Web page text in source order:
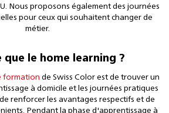
Nous proposons également des journées
pour ceux qui souhaitent changer de
métier.
que le home learning ?
formation de Swiss Color est de trouver un
à domicile et les journées pratiques
renforcer les avantages respectifs et de
Pendant la phase d'apprentissage à